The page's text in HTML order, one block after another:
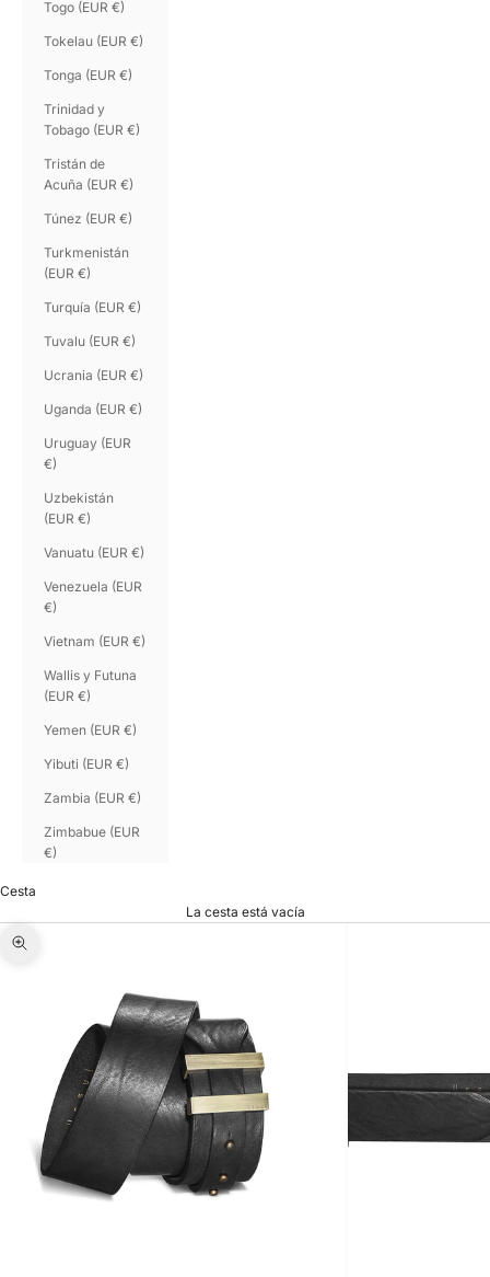
Togo (EUR €)
Tokelau (EUR €)
Tonga (EUR €)
Trinidad y
Tobago (EUR €)
Tristán de
Acuña (EUR €)
Túnez (EUR €)
Turkmenistán
(EUR €)
Turquía (EUR €)
Tuvalu (EUR €)
Ucrania (EUR €)
Uganda (EUR €)
Uruguay (EUR
€)
Uzbekistán
(EUR €)
Vanuatu (EUR €)
Venezuela (EUR
€)
Vietnam (EUR €)
Wallis y Futuna
(EUR €)
Yemen (EUR €)
Yibuti (EUR €)
Zambia (EUR €)
Zimbabue (EUR
€)
Cesta
La cesta está vacía
Zoom